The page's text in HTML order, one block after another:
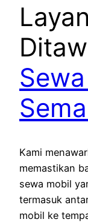
Kami
memastikan
sewa mobil
termasuk
mobil ke